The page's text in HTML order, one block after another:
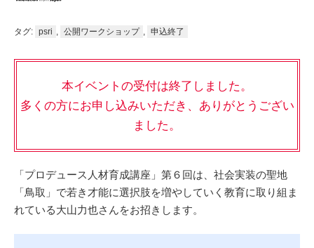
タグ: psri , 公開ワークショップ , 申込終了
本イベントの受付は終了しました。
多くの方にお申し込みいただき、ありがとうござい
ました。
「プロデュース人材育成講座」第６回は、社会実装の聖地
「鳥取」で若き才能に選択肢を増やしていく教育に取り組ま
れている大山力也さんをお招きします。